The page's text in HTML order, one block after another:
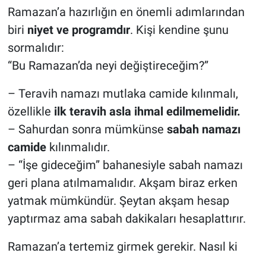
Ramazan’a hazırlığın en önemli adımlarından
biri niyet ve programdır. Kişi kendine şunu
sormalıdır:
“Bu Ramazan’da neyi değiştireceğim?”
– Teravih namazı mutlaka camide kılınmalı,
özellikle ilk teravih asla ihmal edilmemelidir.
– Sahurdan sonra mümkünse sabah namazı
camidekılınmalıdır.
– “İşe gideceğim” bahanesiyle sabah namazı
geri plana atılmamalıdır. Akşam biraz erken
yatmak mümkündür. Şeytan akşam hesap
yaptırmaz ama sabah dakikaları hesaplattırır.
Ramazan’a tertemiz girmek gerekir. Nasıl ki